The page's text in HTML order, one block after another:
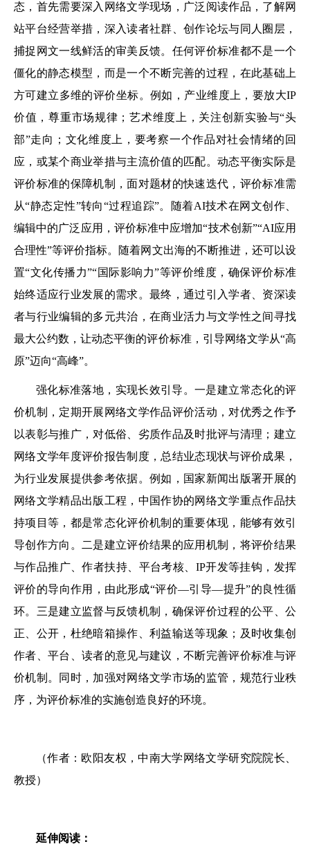
态，首先需要深入网络文学现场，广泛阅读作品，了解网
站平台经营举措，深入读者社群、创作论坛与同人圈层，
捕捉网文一线鲜活的审美反馈。任何评价标准都不是一个
僵化的静态模型，而是一个不断完善的过程，在此基础上
方可建立多维的评价坐标。例如，产业维度上，要放大IP
价值，尊重市场规律；艺术维度上，关注创新实验与“头
部”走向；文化维度上，要考察一个作品对社会情绪的回
应，或某个商业举措与主流价值的匹配。动态平衡实际是
评价标准的保障机制，面对题材的快速迭代，评价标准需
从“静态定性”转向“过程追踪”。随着AI技术在网文创作、
编辑中的广泛应用，评价标准中应增加“技术创新”“AI应用
合理性”等评价指标。随着网文出海的不断推进，还可以设
置“文化传播力”“国际影响力”等评价维度，确保评价标准
始终适应行业发展的需求。最终，通过引入学者、资深读
者与行业编辑的多元共治，在商业活力与文学性之间寻找
最大公约数，让动态平衡的评价标准，引导网络文学从“高
原”迈向“高峰”。
强化标准落地，实现长效引导。一是建立常态化的评
价机制，定期开展网络文学作品评价活动，对优秀之作予
以表彰与推广，对低俗、劣质作品及时批评与清理；建立
网络文学年度评价报告制度，总结业态现状与评价成果，
为行业发展提供参考依据。例如，国家新闻出版署开展的
网络文学精品出版工程，中国作协的网络文学重点作品扶
持项目等，都是常态化评价机制的重要体现，能够有效引
导创作方向。二是建立评价结果的应用机制，将评价结果
与作品推广、作者扶持、平台考核、IP开发等挂钩，发挥
评价的导向作用，由此形成“评价—引导—提升”的良性循
环。三是建立监督与反馈机制，确保评价过程的公平、公
正、公开，杜绝暗箱操作、利益输送等现象；及时收集创
作者、平台、读者的意见与建议，不断完善评价标准与评
价机制。同时，加强对网络文学市场的监管，规范行业秩
序，为评价标准的实施创造良好的环境。
（作者：欧阳友权，中南大学网络文学研究院院长、
教授）
延伸阅读：